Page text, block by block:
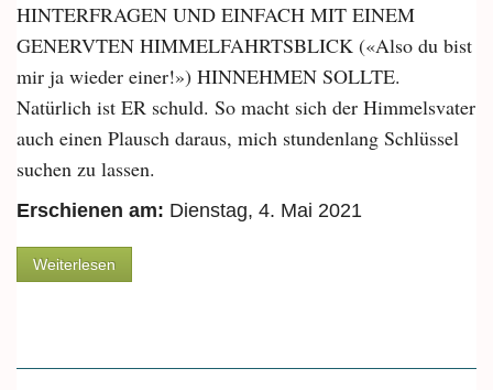
HINTERFRAGEN UND EINFACH MIT EINEM
GENERVTEN HIMMELFAHRTSBLICK («Also du bist
mir ja wieder einer!») HINNEHMEN SOLLTE.
Natürlich ist ER schuld. So macht sich der Himmelsvater
auch einen Plausch daraus, mich stundenlang Schlüssel
suchen zu lassen.
Erschienen am: Dienstag, 4. Mai 2021
Weiterlesen